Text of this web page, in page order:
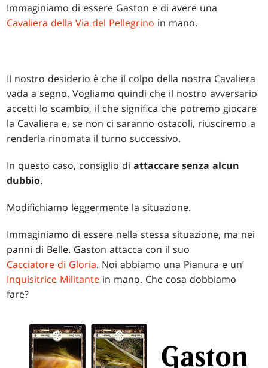
Immaginiamo di essere Gaston e di avere una
Cavaliera della Via del Pellegrino in mano.
Il nostro desiderio è che il colpo della nostra Cavaliera
vada a segno. Vogliamo quindi che il nostro avversario
accetti lo scambio, il che significa che potremo giocare
la Cavaliera e, se non ci saranno ostacoli, riusciremo a
renderla rinomata il turno successivo.
In questo caso, consiglio diattaccare senza alcun
dubbio.
Modifichiamo leggermente la situazione.
Immaginiamo di essere nella stessa situazione, ma nei
panni di Belle. Gaston attacca con il suo
Cacciatore di Gloria. Noi abbiamo una Pianura e un’
Inquisitrice Militante in mano. Che cosa dobbiamo
fare?